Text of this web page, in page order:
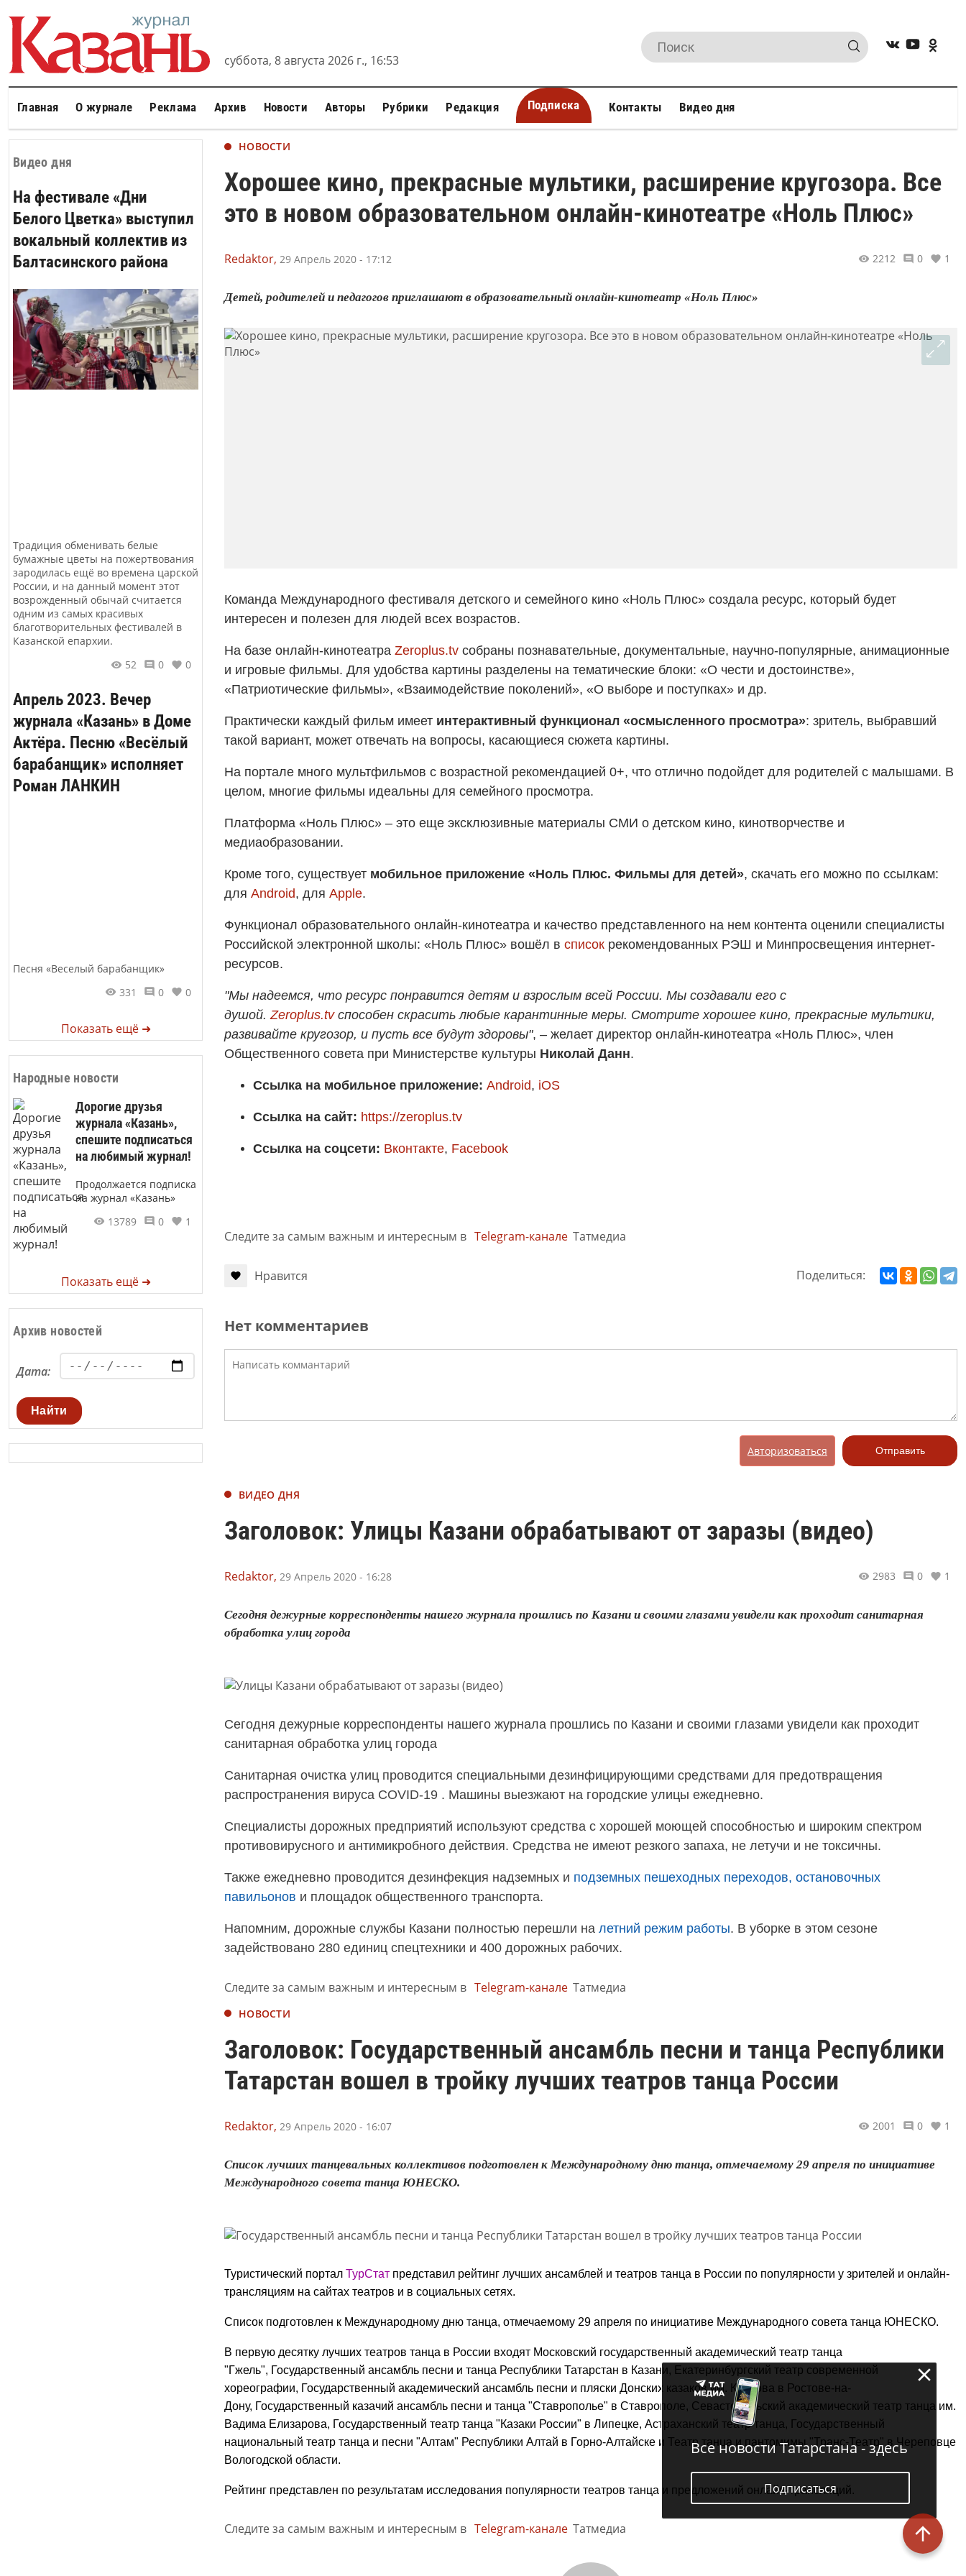
суббота, 8 августа 2026 г., 16:53
Главная О журнале Реклама Архив Новости Авторы Рубрики Редакция Подписка Контакты Видео дня
Видео дня
На фестивале «Дни
Белого Цветка» выступил
вокальный коллектив из
Балтасинского района
Традиция обменивать белые
бумажные цветы на пожертвования
зародилась ещё во времена царской
России, и на данный момент этот
возрожденный обычай считается
одним из самых красивых
благотворительных фестивалей в
Казанской епархии.
52
0 0
Апрель 2023. Вечер
журнала «Казань» в Доме
Актёра. Песню «Весёлый
барабанщик» исполняет
Роман ЛАНКИН
Песня «Веселый барабанщик»
331
0 0
Показать ещё ➜
Народные новости
Дорогие друзья
журнала «Казань»,
спешите подписаться
на любимый журнал!
Продолжается подписка
на журнал «Казань»
13789
0 1
Показать ещё ➜
Архив новостей
Дата:
Найти
НОВОСТИ
Хорошее кино, прекрасные мультики, расширение кругозора. Все
это в новом образовательном онлайн-кинотеатре «Ноль Плюс»
Redaktor, 29 Апрель 2020 - 17:12 2212 0 1
Детей, родителей и педагогов приглашают в образовательный онлайн-кинотеатр «Ноль Плюс»
Команда Международного фестиваля детского и семейного кино «Ноль Плюс» создала ресурс, который будет
интересен и полезен для людей всех возрастов.
На базе онлайн-кинотеатра Zeroplus.tv собраны познавательные, документальные, научно-популярные, анимационные
и игровые фильмы. Для удобства картины разделены на тематические блоки: «О чести и достоинстве»,
«Патриотические фильмы», «Взаимодействие поколений», «О выборе и поступках» и др.
Практически каждый фильм имеет интерактивный функционал «осмысленного просмотра»: зритель, выбравший
такой вариант, может отвечать на вопросы, касающиеся сюжета картины.
На портале много мультфильмов с возрастной рекомендацией 0+, что отлично подойдет для родителей с малышами. В
целом, многие фильмы идеальны для семейного просмотра.
Платформа «Ноль Плюс» – это еще эксклюзивные материалы СМИ о детском кино, кинотворчестве и
медиаобразовании.
Кроме того, существует мобильное приложение «Ноль Плюс. Фильмы для детей», скачать его можно по ссылкам:
для Android, для Apple.
Функционал образовательного онлайн-кинотеатра и качество представленного на нем контента оценили специалисты
Российской электронной школы: «Ноль Плюс» вошёл в список рекомендованных РЭШ и Минпросвещения интернет-
ресурсов.
"Мы надеемся, что ресурс понравится детям и взрослым всей России. Мы создавали его с
душой. Zeroplus.tvспособен скрасить любые карантинные меры. Смотрите хорошее кино, прекрасные мультики,
развивайте кругозор, и пусть все будут здоровы", – желает директор онлайн-кинотеатра «Ноль Плюс», член
Общественного совета при Министерстве культуры Николай Данн.
Ссылка на мобильное приложение: Android, iOS
Ссылка на сайт: https://zeroplus.tv
Ссылка на соцсети: Вконтакте, Facebook
Следите за самым важным и интересным в Telegram-канале Татмедиа
Нравится Поделиться:
Нет комментариев
Авторизоваться Отправить
ВИДЕО ДНЯ
Заголовок: Улицы Казани обрабатывают от заразы (видео)
Redaktor, 29 Апрель 2020 - 16:28 2983 0 1
Сегодня дежурные корреспонденты нашего журнала прошлись по Казани и своими глазами увидели как проходит санитарная
обработка улиц города
Сегодня дежурные корреспонденты нашего журнала прошлись по Казани и своими глазами увидели как проходит
санитарная обработка улиц города
Санитарная очистка улиц проводится специальными дезинфицирующими средствами для предотвращения
распространения вируса COVID-19 . Машины выезжают на городские улицы ежедневно.
Специалисты дорожных предприятий используют средства с хорошей моющей способностью и широким спектром
противовирусного и антимикробного действия. Средства не имеют резкого запаха, не летучи и не токсичны.
Также ежедневно проводится дезинфекция надземных и подземных пешеходных переходов, остановочных
павильонов и площадок общественного транспорта.
Напомним, дорожные службы Казани полностью перешли на летний режим работы. В уборке в этом сезоне
задействовано 280 единиц спецтехники и 400 дорожных рабочих.
Следите за самым важным и интересным в Telegram-канале Татмедиа
НОВОСТИ
Заголовок: Государственный ансамбль песни и танца Республики
Татарстан вошел в тройку лучших театров танца России
Redaktor, 29 Апрель 2020 - 16:07 2001 0 1
Список лучших танцевальных коллективов подготовлен к Международному дню танца, отмечаемому 29 апреля по инициативе
Международного совета танца ЮНЕСКО.
Туристический портал ТурСтат представил рейтинг лучших ансамблей и театров танца в России по популярности у зрителей и онлайн-
трансляциям на сайтах театров и в социальных сетях.
Список подготовлен к Международному дню танца, отмечаемому 29 апреля по инициативе Международного совета танца ЮНЕСКО.
В первую десятку лучших театров танца в России входят Московский государственный академический театр танца
"Гжель", Государственный ансамбль песни и танца Республики Татарстан в Казани, Екатеринбургский театр современной
хореографии, Государственный академический ансамбль песни и пляски Донских казаков им. Квасова в Ростове-на-
Дону, Государственный казачий ансамбль песни и танца "Ставрополье" в Ставрополе, Севастопольский академический театр танца им.
Вадима Елизарова, Государственный театр танца "Казаки России" в Липецке, Астраханский театр танца, Государственный
национальный театр танца и песни "Алтам" Республики Алтай в Горно-Алтайске и Театр танца и пантомимы "Транс-Театр" в Череповце
Вологодской области.
Рейтинг представлен по результатам исследования популярности театров танца и предложений онлайн-трансляций.
Следите за самым важным и интересным в Telegram-канале Татмедиа
Все новости Татарстана - здесь
Подписаться